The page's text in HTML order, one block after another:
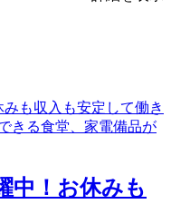
中！お休みも